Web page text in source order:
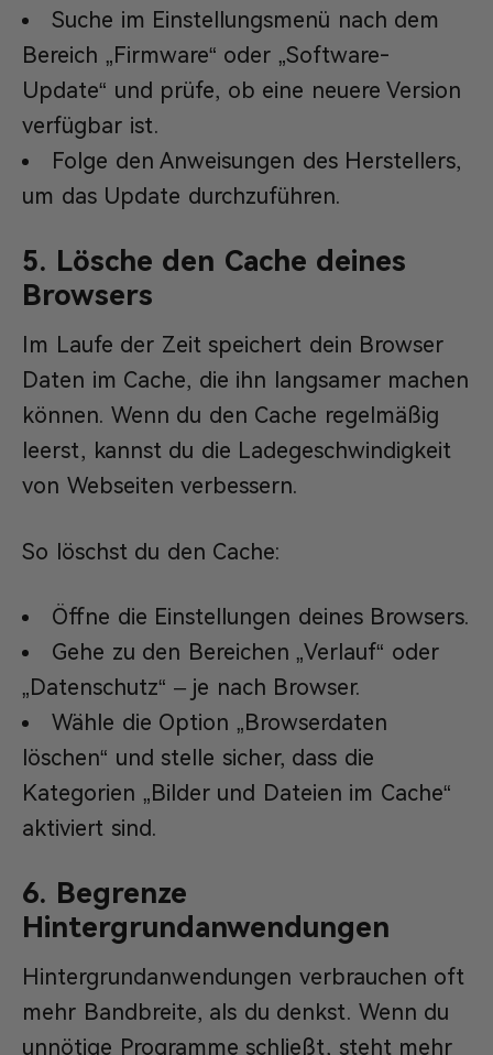
Suche im Einstellungsmenü nach dem
Bereich „Firmware“ oder „Software-
Update“ und prüfe, ob eine neuere Version
verfügbar ist.
Folge den Anweisungen des Herstellers,
um das Update durchzuführen.
5. Lösche den Cache deines
Browsers
Im Laufe der Zeit speichert dein Browser
Daten im Cache, die ihn langsamer machen
können. Wenn du den Cache regelmäßig
leerst, kannst du die Ladegeschwindigkeit
von Webseiten verbessern.
So löschst du den Cache:
Öffne die Einstellungen deines Browsers.
Gehe zu den Bereichen „Verlauf“ oder
„Datenschutz“ – je nach Browser.
Wähle die Option „Browserdaten
löschen“ und stelle sicher, dass die
Kategorien „Bilder und Dateien im Cache“
aktiviert sind.
6. Begrenze
Hintergrundanwendungen
Hintergrundanwendungen verbrauchen oft
mehr Bandbreite, als du denkst. Wenn du
unnötige Programme schließt, steht mehr